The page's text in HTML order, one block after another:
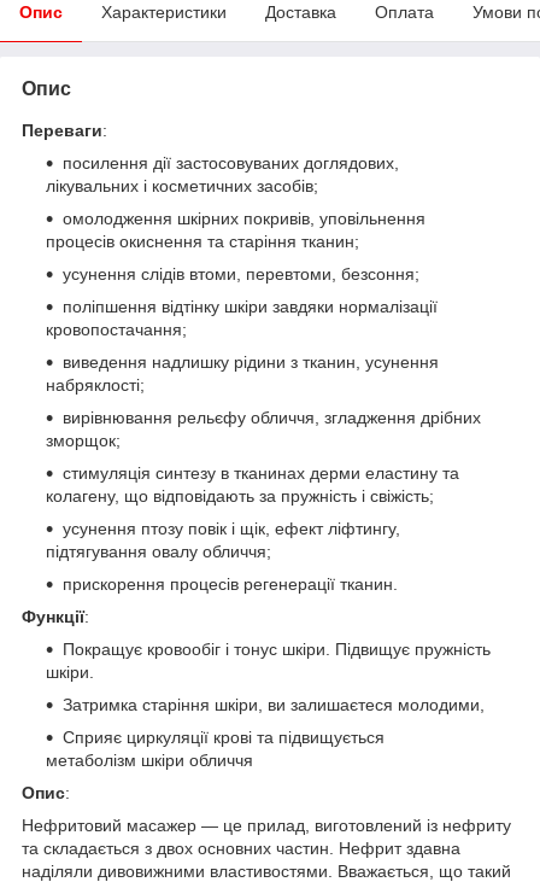
Опис Характеристики Доставка Оплата Умови
Опис
Переваги:
посилення дії застосовуваних доглядових,
лікувальних і косметичних засобів;
омолодження шкірних покривів, уповільнення
процесів окиснення та старіння тканин;
усунення слідів втоми, перевтоми, безсоння;
поліпшення відтінку шкіри завдяки нормалізації
кровопостачання;
виведення надлишку рідини з тканин, усунення
набряклості;
вирівнювання рельєфу обличчя, згладження дрібних
зморщок;
стимуляція синтезу в тканинах дерми еластину та
колагену, що відповідають за пружність і свіжість;
усунення птозу повік і щік, ефект ліфтингу,
підтягування овалу обличчя;
прискорення процесів регенерації тканин.
Функції:
Покращує кровообіг і тонус шкіри. Підвищує пружність
шкіри.
Затримка старіння шкіри, ви залишаєтеся молодими,
Сприяє циркуляції крові та підвищується
метаболізм шкіри обличчя
Опис:
Нефритовий масажер — це прилад, виготовлений із нефриту
та складається з двох основних частин. Нефрит здавна
наділяли дивовижними властивостями. Вважається, що такий